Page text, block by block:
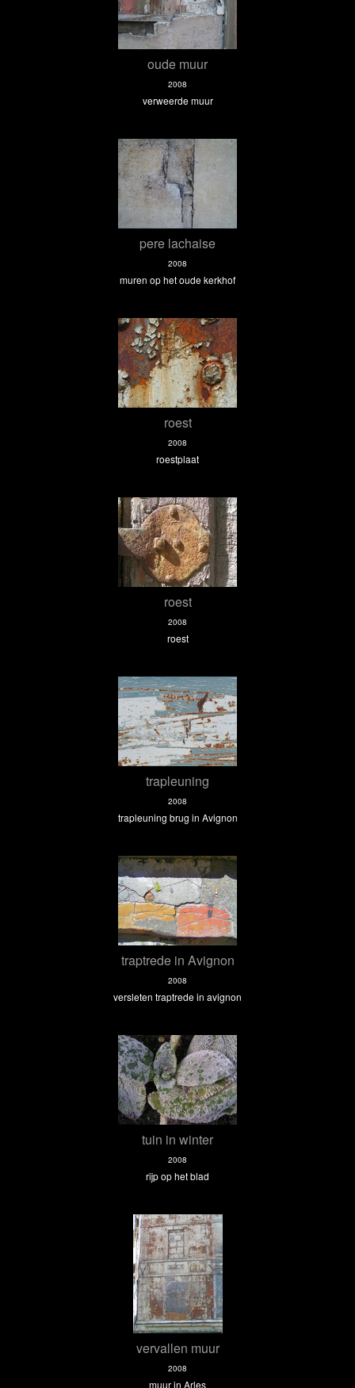
oude muur
2008
verweerde muur
pere lachaise
2008
muren op het oude kerkhof
roest
2008
roestplaat
roest
2008
roest
trapleuning
2008
trapleuning brug in Avignon
traptrede in Avignon
2008
versleten traptrede in avignon
tuin in winter
2008
rijp op het blad
vervallen muur
2008
muur in Arles